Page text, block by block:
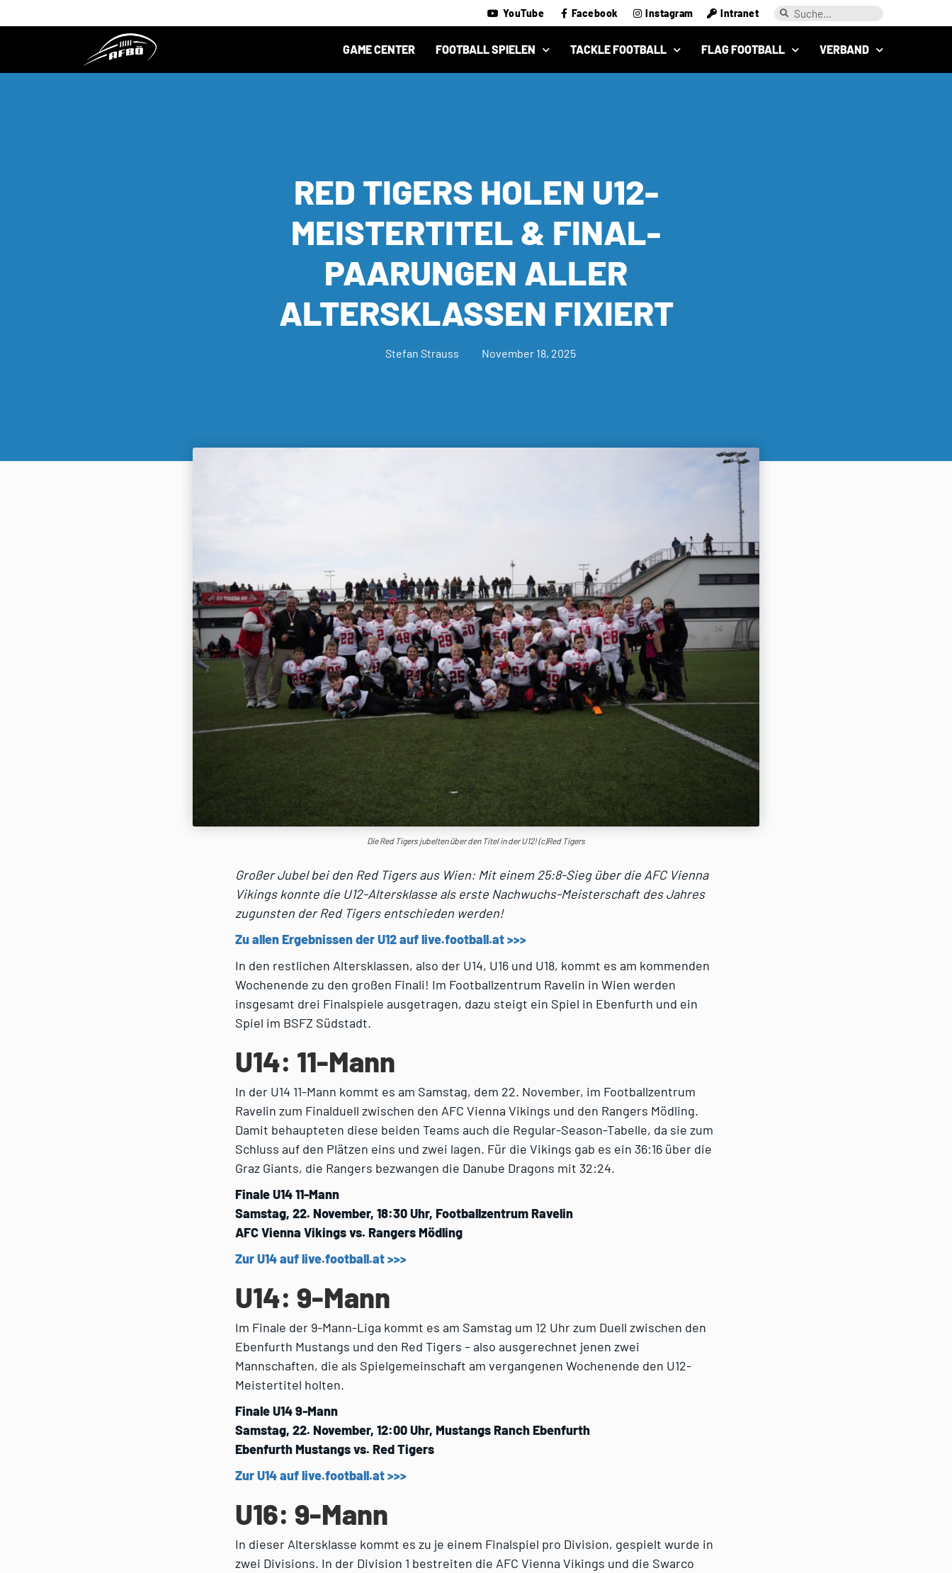
YouTube Facebook Instagram Intranet
GAME CENTER FOOTBALL SPIELEN TACKLE FOOTBALL FLAG FOOTBALL VERBAND
RED TIGERS HOLEN U12-
MEISTERTITEL & FINAL-
PAARUNGEN ALLER
ALTERSKLASSEN FIXIERT
Stefan Strauss November 18, 2025
Die Red Tigers jubelten über den Titel in der U12! (c)Red Tigers
Großer Jubel bei den Red Tigers aus Wien: Mit einem 25:8-Sieg über die AFC Vienna
Vikings konnte die U12-Altersklasse als erste Nachwuchs-Meisterschaft des Jahres
zugunsten der Red Tigers entschieden werden!
Zu allen Ergebnissen der U12 auf live.football.at >>>
In den restlichen Altersklassen, also der U14, U16 und U18, kommt es am kommenden
Wochenende zu den großen Finali! Im Footballzentrum Ravelin in Wien werden
insgesamt drei Finalspiele ausgetragen, dazu steigt ein Spiel in Ebenfurth und ein
Spiel im BSFZ Südstadt.
U14: 11-Mann
In der U14 11-Mann kommt es am Samstag, dem 22. November, im Footballzentrum
Ravelin zum Finalduell zwischen den AFC Vienna Vikings und den Rangers Mödling.
Damit behaupteten diese beiden Teams auch die Regular-Season-Tabelle, da sie zum
Schluss auf den Plätzen eins und zwei lagen. Für die Vikings gab es ein 36:16 über die
Graz Giants, die Rangers bezwangen die Danube Dragons mit 32:24.
Finale U14 11-Mann
Samstag, 22. November, 18:30 Uhr, Footballzentrum Ravelin
AFC Vienna Vikings vs. Rangers Mödling
Zur U14 auf live.football.at >>>
U14: 9-Mann
Im Finale der 9-Mann-Liga kommt es am Samstag um 12 Uhr zum Duell zwischen den
Ebenfurth Mustangs und den Red Tigers – also ausgerechnet jenen zwei
Mannschaften, die als Spielgemeinschaft am vergangenen Wochenende den U12-
Meistertitel holten.
Finale U14 9-Mann
Samstag, 22. November, 12:00 Uhr, Mustangs Ranch Ebenfurth
Ebenfurth Mustangs vs. Red Tigers
Zur U14 auf live.football.at >>>
U16: 9-Mann
In dieser Altersklasse kommt es zu je einem Finalspiel pro Division, gespielt wurde in
zwei Divisions. In der Division 1 bestreiten die AFC Vienna Vikings und die Swarco